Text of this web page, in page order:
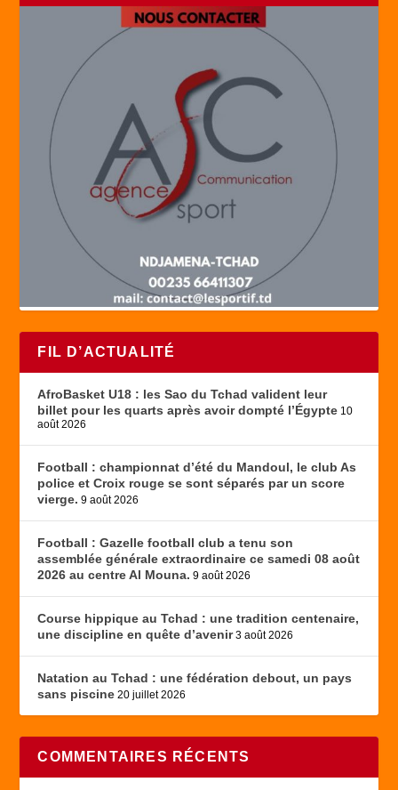
FIL D’ACTUALITÉ
AfroBasket U18 : les Sao du Tchad valident leur
billet pour les quarts après avoir dompté l’Égypte 10
août 2026
Football : championnat d’été du Mandoul, le club As
police et Croix rouge se sont séparés par un score
vierge. 9 août 2026
Football : Gazelle football club a tenu son
assemblée générale extraordinaire ce samedi 08 août
2026 au centre Al Mouna. 9 août 2026
Course hippique au Tchad : une tradition centenaire,
une discipline en quête d’avenir 3 août 2026
Natation au Tchad : une fédération debout, un pays
sans piscine 20 juillet 2026
COMMENTAIRES RÉCENTS